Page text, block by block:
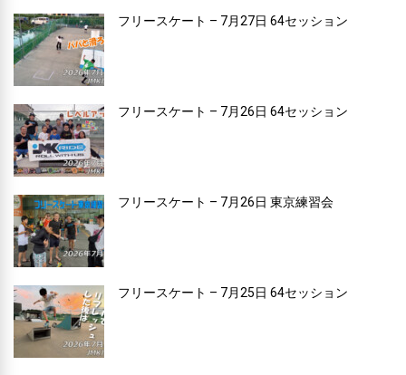
フリースケート – 7月27日 64セッション
フリースケート – 7月26日 64セッション
フリースケート – 7月26日 東京練習会
フリースケート – 7月25日 64セッション